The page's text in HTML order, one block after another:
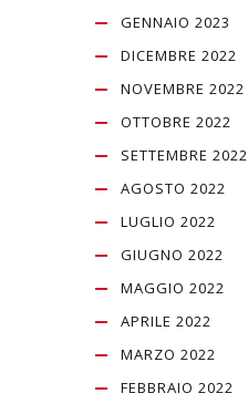
GENNAIO 2023
DICEMBRE 2022
NOVEMBRE 2022
OTTOBRE 2022
SETTEMBRE 2022
AGOSTO 2022
LUGLIO 2022
GIUGNO 2022
MAGGIO 2022
APRILE 2022
MARZO 2022
FEBBRAIO 2022